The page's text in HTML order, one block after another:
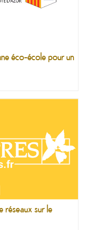
éco-école pour un
réseaux sur le